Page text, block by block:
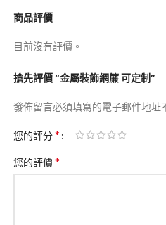
商品評價
目前沒有評價。
搶先評價 “金屬裝飾網簾 可定制”
發佈留言必須填寫的電子郵件地址
您的評分*
您的評價*